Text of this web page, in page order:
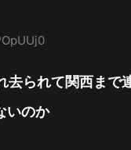
去られて関西まで
いのか